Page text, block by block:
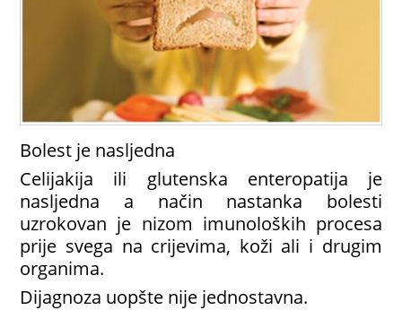
Bolest je nasljedna
Celijakija ili glutenska enteropatija je
nasljedna a način nastanka bolesti
uzrokovan je nizom imunoloških procesa
prije svega na crijevima, koži ali i drugim
organima.
Dijagnoza uopšte nije jednostavna.